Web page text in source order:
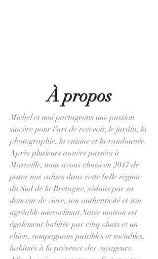
À propos
Michel et moi partageons une passion
sincère pour l’art de recevoir, le jardin, la
photographie, la cuisine et la randonnée.
Après plusieurs années passées à
Marseille, nous avons choisi en 2017 de
poser nos valises dans cette belle région
du Sud de la Bretagne, séduits par sa
douceur de vivre, son authenticité et son
agréable microclimat.Notre maison est
également habitée par cinq chats et un
chien, compagnons paisibles et sociables,
habitués à la présence des voyageurs.